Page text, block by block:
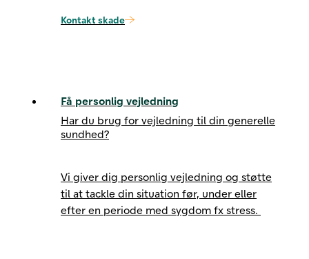
Kontakt skade
Få personlig vejledning
Har du brug for vejledning til din generelle
sundhed?
Vi giver dig personlig vejledning og støtte
til at tackle din situation før, under eller
efter en periode med sygdom fx stress.